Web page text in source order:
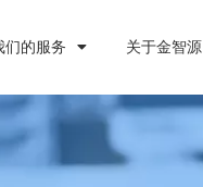
们的服务 关于金智源